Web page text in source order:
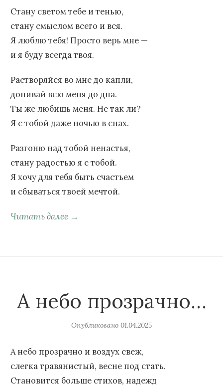
Стану светом тебе и тенью,
стану смыслом всего и вся.
Я люблю тебя! Просто верь мне —
и я буду всегда твоя.
Растворяйся во мне до капли,
допивай всю меня до дна.
Ты же любишь меня. Не так ли?
Я с тобой даже ночью в снах.
Разгоню над тобой ненастья,
стану радостью я с тобой.
Я хочу для тебя быть счастьем
и сбываться твоей мечтой.
Читать далее →
А небо прозрачно…
Опубликовано 01.04.2025
А небо прозрачно и воздух свеж,
слегка травянистый, весне под стать.
Становится больше стихов, надежд